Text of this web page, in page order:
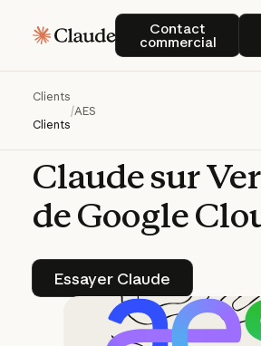
Contact
commercial
Contact
Clients
Clients
/AES
AES accélère
l’adoptiondes
énergies
renouvelables
Claudesur
deGoogle
Essayer Claude
Essayer Claude